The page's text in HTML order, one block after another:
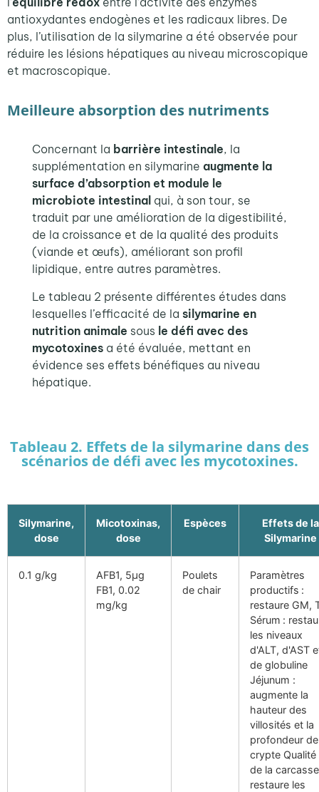
antioxydantes endogènes et les radicaux libres. De
plus, l’utilisation de la silymarine a été observée pour
réduire les lésions hépatiques au niveau microscopique
et macroscopique.
Meilleure absorption des nutriments
Concernant la barrière intestinale, la
supplémentation en silymarine augmente la
surface d’absorption et module le
microbiote intestinal qui, à son tour, se
traduit par une amélioration de la digestibilité,
de la croissance et de la qualité des produits
(viande et œufs), améliorant son profil
lipidique, entre autres paramètres.
Le tableau 2 présente différentes études dans
lesquelles l’efficacité de la silymarine en
nutrition animale sous le défi avec des
mycotoxines a été évaluée, mettant en
évidence ses effets bénéfiques au niveau
hépatique.
Tableau 2. Effets de la silymarine dans des
scénarios de défi avec les mycotoxines.
Silymarine,
dose
Micotoxinas,
dose
Espèces
Effets de la
Silymarine
0.1 g/kg
AFB1, 5µg
FB1, 0.02
mg/kg
Poulets
de chair
Paramètres
productifs :
restaure GM,
Sérum :
les niveaux
d'ALT, d'AST
de globuline
Jéjunum :
augmente la
hauteur des
villosités et la
profondeur
crypte Qualité
de la
restaure les